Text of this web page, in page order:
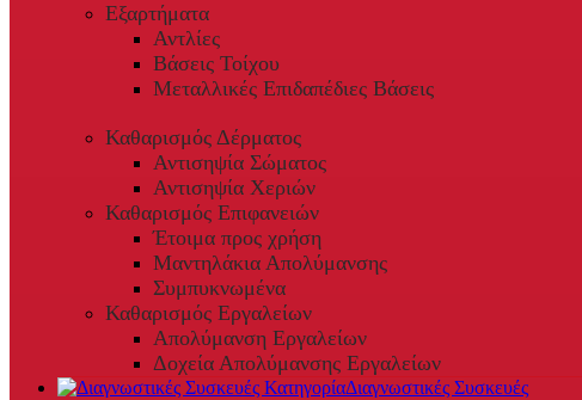
Εξαρτήματα
Αντλίες
Βάσεις Τοίχου
Μεταλλικές Επιδαπέδιες Βάσεις
Καθαρισμός Δέρματος
Αντισηψία Σώματος
Αντισηψία Χεριών
Καθαρισμός Επιφανειών
Έτοιμα προς χρήση
Μαντηλάκια Απολύμανσης
Συμπυκνωμένα
Καθαρισμός Εργαλείων
Απολύμανση Εργαλείων
Δοχεία Απολύμανσης Εργαλείων
Διαγνωστικές Συσκευές